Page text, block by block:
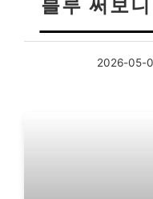
블루 써보
2026-05-